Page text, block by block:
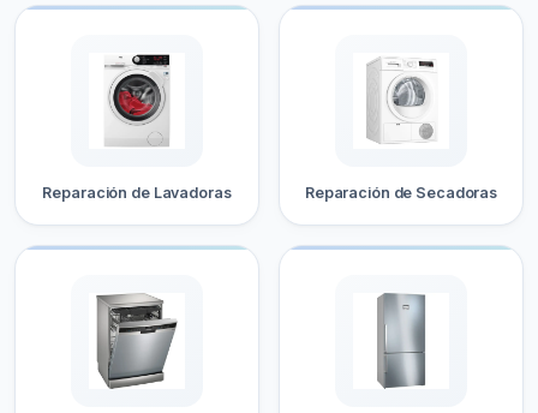
Reparación de Lavadoras Reparación de Secadoras